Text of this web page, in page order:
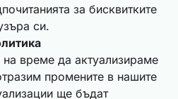
за бисквитките
си.
време да актуализираме
промените в нашите
ще бъдат